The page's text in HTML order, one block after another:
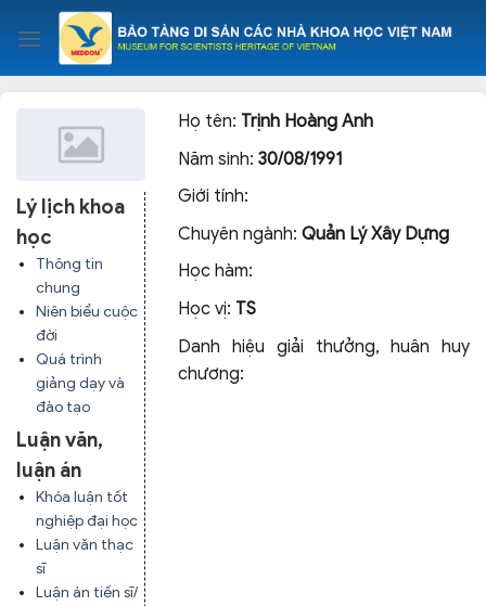
content
Lý lịch khoa
học
Thông tin
chung
Niên biểu cuộc
đời
Quá trình
giảng dạy và
đào tạo
Luận văn,
luận án
Khóa luận tốt
nghiệp đại học
Luận văn thạc
sĩ
Luận án tiến sĩ/
Họ tên: Trịnh Hoàng Anh
Năm sinh:30/08/1991
Giới tính:
Chuyên ngành:Quản Lý Xây Dựng
Học hàm:
Học vị: TS
Danh hiệu giải thưởng, huân huy
chương: